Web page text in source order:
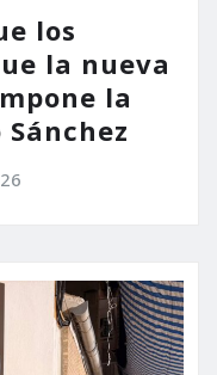
los
la nueva
la